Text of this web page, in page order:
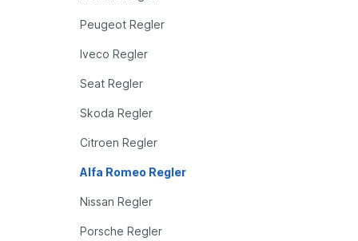
Peugeot Regler
Iveco Regler
Seat Regler
Skoda Regler
Citroen Regler
Alfa Romeo Regler
Nissan Regler
Porsche Regler